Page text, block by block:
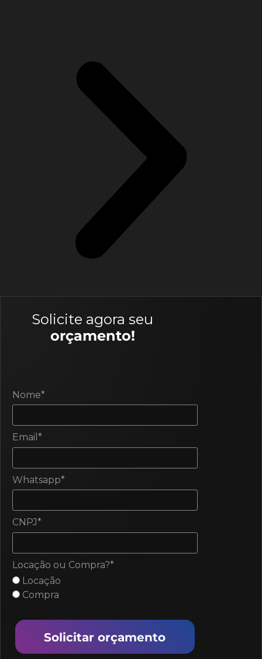
Solicite agora seu
orçamento!
Nome*
Email*
Whatsapp*
CNPJ*
Locação ou Compra?*
Locação
Compra
Solicitar orçamento